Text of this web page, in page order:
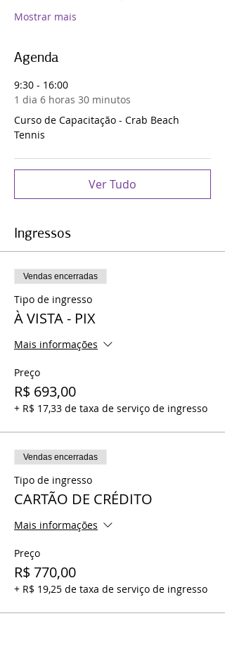
Mostrar mais
Agenda
9:30 - 16:00
1 dia 6 horas 30 minutos
Curso de Capacitação - Crab Beach
Tennis
Ver Tudo
Ingressos
Vendas encerradas
Tipo de ingresso
À VISTA - PIX
Mais informações
Preço
R$ 693,00
+ R$ 17,33 de taxa de serviço de ingresso
Vendas encerradas
Tipo de ingresso
CARTÃO DE CRÉDITO
Mais informações
Preço
R$ 770,00
+ R$ 19,25 de taxa de serviço de ingresso